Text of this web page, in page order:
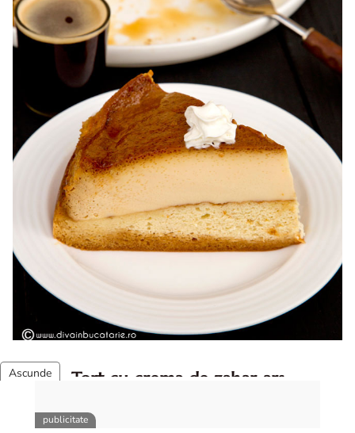
Tort cu crema de zahar ars
bunicii. Desi este o reteta veche ramane are inca mare